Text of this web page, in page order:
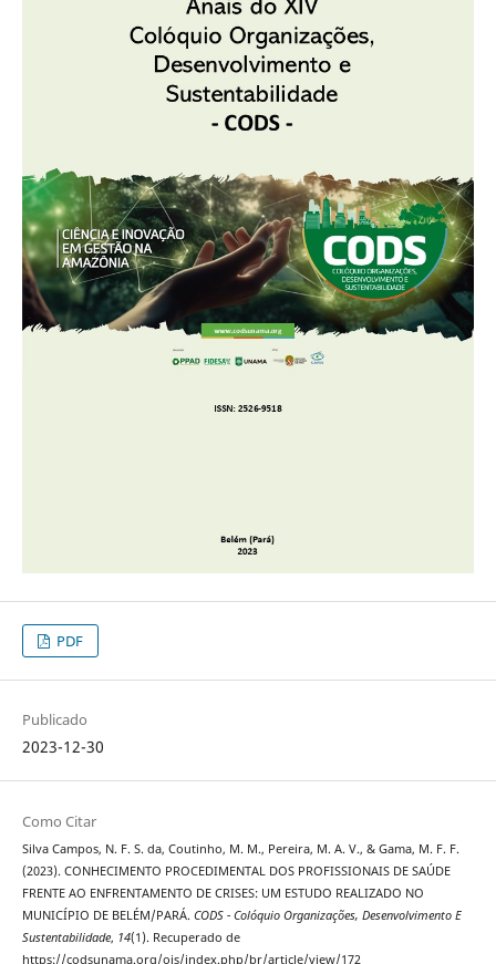
PDF
Publicado
2023-12-30
Como Citar
Silva Campos, N. F. S. da, Coutinho, M. M., Pereira, M. A. V., & Gama, M. F. F.
(2023). CONHECIMENTO PROCEDIMENTAL DOS PROFISSIONAIS DE SAÚDE
FRENTE AO ENFRENTAMENTO DE CRISES: UM ESTUDO REALIZADO NO
MUNICÍPIO DE BELÉM/PARÁ. CODS - Colóquio Organizações, Desenvolvimento E
Sustentabilidade, 14(1). Recuperado de
https://codsunama.org/ojs/index.php/br/article/view/172